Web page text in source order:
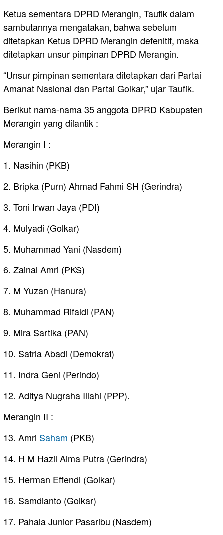
Ketua sementara DPRD Merangin, Taufik dalam
sambutannya mengatakan, bahwa sebelum
ditetapkan Ketua DPRD Merangin defenitif, maka
ditetapkan unsur pimpinan DPRD Merangin.
“Unsur pimpinan sementara ditetapkan dari Partai
Amanat Nasional dan Partai Golkar,” ujar Taufik.
Berikut nama-nama 35 anggota DPRD Kabupaten
Merangin yang dilantik :
Merangin I :
1. Nasihin (PKB)
2. Bripka (Purn) Ahmad Fahmi SH (Gerindra)
3. Toni Irwan Jaya (PDI)
4. Mulyadi (Golkar)
5. Muhammad Yani (Nasdem)
6. Zainal Amri (PKS)
7. M Yuzan (Hanura)
8. Muhammad Rifaldi (PAN)
9. Mira Sartika (PAN)
10. Satria Abadi (Demokrat)
11. Indra Geni (Perindo)
12. Aditya Nugraha Illahi (PPP).
Merangin II :
13. Amri Saham (PKB)
14. H M Hazil Aima Putra (Gerindra)
15. Herman Effendi (Golkar)
16. Samdianto (Golkar)
17. Pahala Junior Pasaribu (Nasdem)